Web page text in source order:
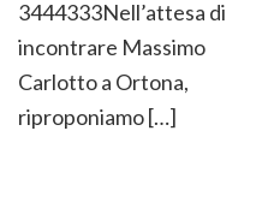
3444333Nell’attesa di
incontrare Massimo
Carlotto a Ortona,
riproponiamo […]